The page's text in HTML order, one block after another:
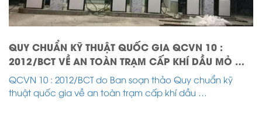
QUY CHUẨN KỸ THUẬT QUỐC GIA QCVN 10 :
2012/BCT VỀ AN TOÀN TRẠM CẤP KHÍ DẦU MỎ …
QCVN 10 : 2012/BCT do Ban soạn thảo Quy chuẩn kỹ
thuật quốc gia về an toàn trạm cấp khí dầu …